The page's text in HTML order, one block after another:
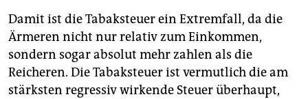
Damit ist die Tabaksteuer ein Extremfall, da die
Ärmeren nicht nur relativ zum Einkommen,
sondern sogar absolut mehr zahlen als die
Reicheren. Die Tabaksteuer ist vermutlich die am
stärksten regressiv wirkende Steuer überhaupt,